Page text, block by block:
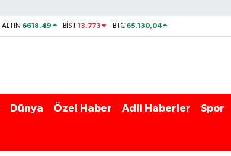
ALTIN 6618.49 BİST13.773 BTC 65.130,04
Dünya Özel Haber Adli Haberler Spor